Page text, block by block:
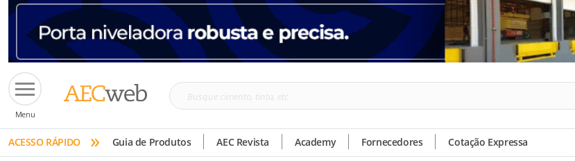
Menu
Busque
tinta,
etc
ACESSO RÁPIDO » Guia de Produtos AEC Revista Academy Fornecedores Cotação Expressa